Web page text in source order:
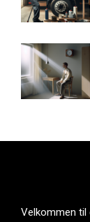
Velkommen